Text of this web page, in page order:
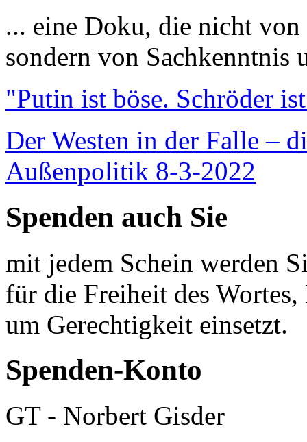
... eine Doku, die nicht
sondern von Sachkenntnis
"Putin ist böse. Schröder
Der Westen in der Falle –
Außenpolitik 8-3-2022
Spenden auch Sie
mit jedem Schein werden
für die Freiheit des
um Gerechtigkeit einsetzt.
Spenden-Konto
GT - Norbert Gisder